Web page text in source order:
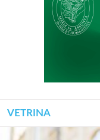
VETRINA